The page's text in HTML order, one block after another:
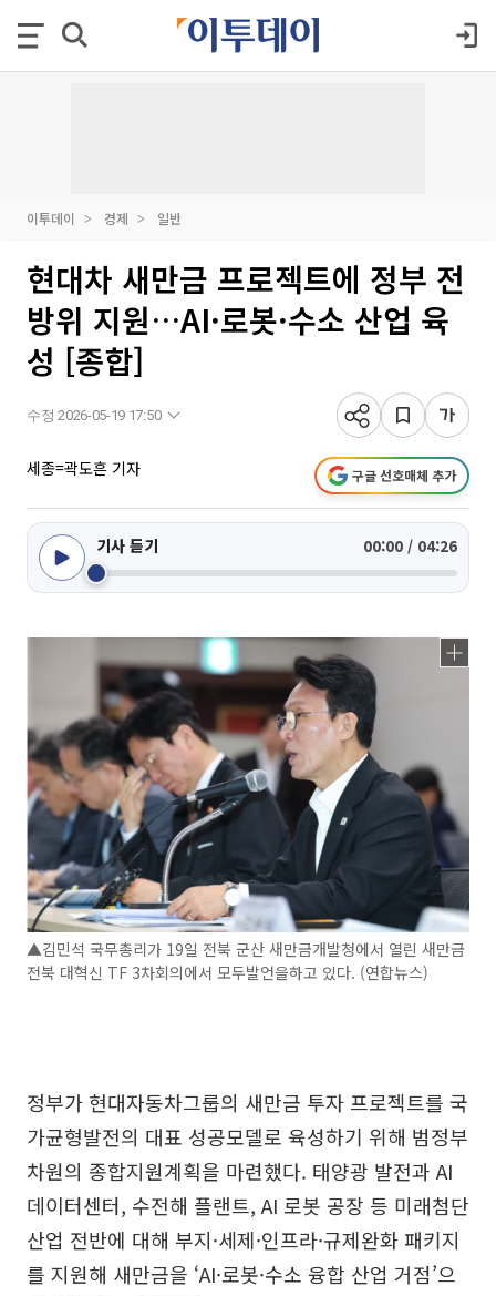
이투데이 경제 일반
현대차 새만금 프로젝트에 정부 전
방위 지원…AI·로봇·수소 산업 육
성 [종합]
수정 2026-05-19 17:50
세종=곽도흔 기자 구글 선호매체 추가
기사 듣기 00:00 / 04:26
▲김민석 국무총리가 19일 전북 군산 새만금개발청에서 열린 새만금
전북 대혁신 TF 3차회의에서 모두발언을하고 있다. (연합뉴스)
정부가 현대자동차그룹의 새만금 투자 프로젝트를 국
가균형발전의 대표 성공모델로 육성하기 위해 범정부
차원의 종합지원계획을 마련했다. 태양광 발전과 AI
데이터센터, 수전해 플랜트, AI 로봇 공장 등 미래첨단
산업 전반에 대해 부지·세제·인프라·규제완화 패키지
를 지원해 새만금을 ‘AI·로봇·수소 융합 산업 거점’으